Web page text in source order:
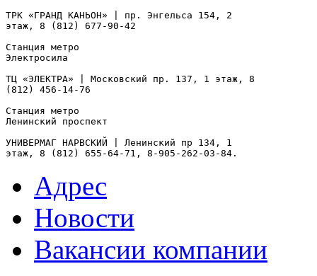
ТРК «ГРАНД КАНЬОН» | пр. Энгельса 154, 2
этаж, 8 (812) 677-90-42
Станция метро
Электросила
ТЦ «ЭЛЕКТРА» | Московский пр. 137, 1 этаж, 8
(812) 456-14-76
Станция метро
Ленинский проспект
УНИВЕРМАГ НАРВСКИЙ | Ленинский пр 134, 1
этаж, 8 (812) 655-64-71, 8-905-262-03-84.
Адрес
Новости
Вакансии компании